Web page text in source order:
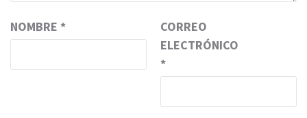
NOMBRE *
CORREO
ELECTRÓNICO
*